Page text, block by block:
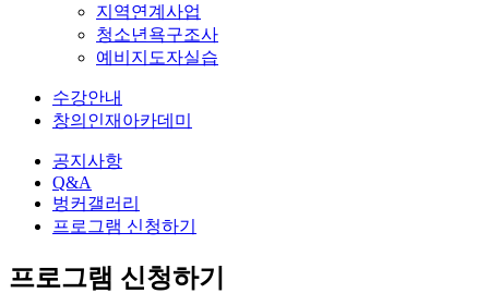
지역연계사업
청소년욕구조사
예비지도자실습
수강안내
창의인재아카데미
공지사항
Q&A
벙커갤러리
프로그램 신청하기
프로그램 신청하기